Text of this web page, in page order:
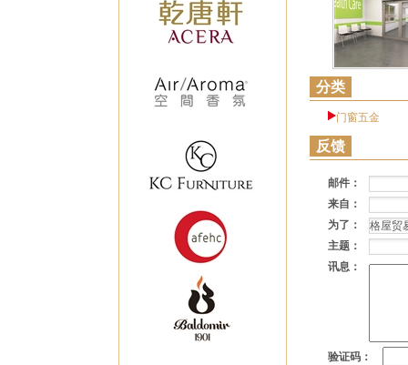
分类
门窗五金
反馈
邮件：
来自：
为了：
主题：
讯息：
验证码：